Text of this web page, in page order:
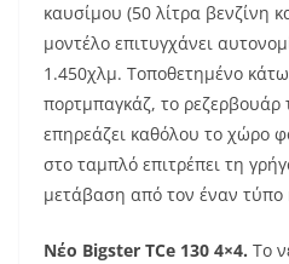
καυσίμου (50 λίτρα βενζίνη
μοντέλο επιτυγχάνει
1.450χλμ. Τοποθετημένο
πορτμπαγκάζ, το ρεζερβουάρ
επηρεάζει καθόλου το χώρο
στο ταμπλό επιτρέπει τη
μετάβαση από τον έναν τύπο
Νέο Bigster TCe 130 4×4. Το